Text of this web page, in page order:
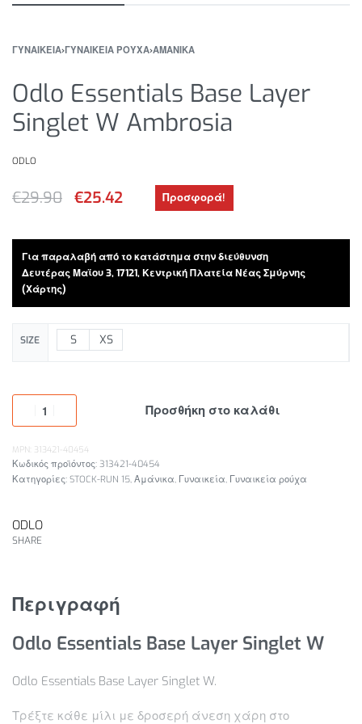
ΓΥΝΑΙΚΕΙΑ›ΓΥΝΑΙΚΕΙΑ ΡΟΥΧΑ›ΑΜΑΝΙΚΑ
Odlo Essentials Base Layer
Singlet W Ambrosia
ODLO
€29.90 €25.42 Προσφορά!
Για παραλαβή από το κατάστημα στην διεύθυνση
Δευτέρας Μαϊου 3, 17121, Κεντρική Πλατεία Νέας Σμύρνης
(Χάρτης)
SIZE S XS
Προσθήκη στο καλάθι
MPN: 313421-40454
313421-40454
Κατηγορίες: STOCK-RUN 15, Αμάνικα, Γυναικεία, Γυναικεία ρούχα
ODLO
SHARE
Περιγραφή
Odlo Essentials Base Layer Singlet W
Odlo Essentials Base Layer Singlet W.
Τρέξτε κάθε μίλι με δροσερή άνεση χάρη στο